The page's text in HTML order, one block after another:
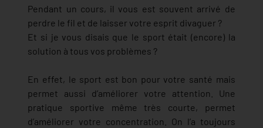
Pendant un cours, il vous est souvent arrivé de
perdre le fil et de laisser votre esprit divaguer ?
Et si je vous disais que le sport était (encore) la
solution à tous vos problèmes ?
En effet, le sport est bon pour votre santé mais
permet aussi d’améliorer votre attention. Une
pratique sportive même très courte, permet
d’améliorer votre concentration. On l’a toujours